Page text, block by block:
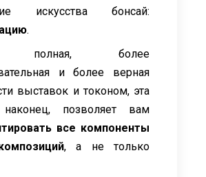
искусства бонсай:
.
полная, более
и более верная
выставок и токоном, эта
наконец, позволяет вам
все компоненты
, а не только